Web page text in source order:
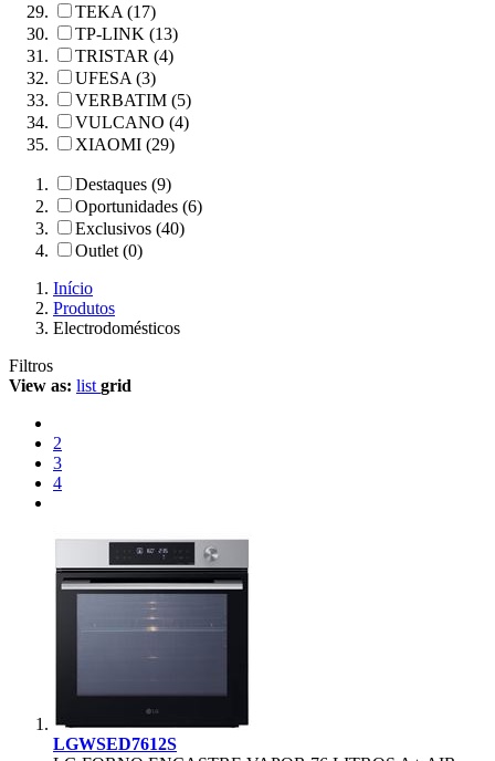
TEKA (17)
TP-LINK (13)
TRISTAR (4)
UFESA (3)
VERBATIM (5)
VULCANO (4)
XIAOMI (29)
Destaques (9)
Oportunidades (6)
Exclusivos (40)
Outlet (0)
Início
Produtos
Electrodomésticos
Filtros
View as: list grid
2
3
4
LGWSED7612S